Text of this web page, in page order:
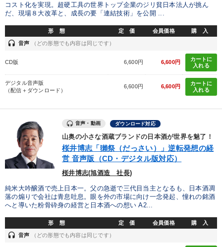
コスト化を実現。超硬工具の世界トップ企業のジリ貧日本法人が挑ん
だ、現場８大改革と、成長の要「連結技術」を公開 ...
形 態 定 価 会員価格 購 入
headset 音声 （どの形態でも内容は同じです）
CD版 6,600円 6,600円
カートに
入れる
デジタル音声版
（配信＋ダウンロード）
6,600円 6,600円
カートに
入れる
音声・動画 ダウンロード対応
山奥の小さな酒蔵ブランドの日本酒が世界を魅了！
桜井博志「獺祭（だっさい）」逆転発想の経
営 音声版（CD・デジタル版対応）
桜井博志(旭酒造 社長)
純米大吟醸酒で売上日本一。父の急逝で三代目当主となるも、日本酒凋
落の煽りで会社は青息吐息。眼を外の市場に向け一念発起、憧れの銘酒
へと導いた粉骨砕身の経営と日本酒への想い A2...
形 態 定 価 会員価格 購 入
headset 音声 （どの形態でも内容は同じです）